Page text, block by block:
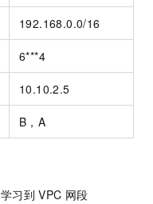
192.168.0.0/16
6***4
10.10.2.5
B，A
学习到 VPC 网段